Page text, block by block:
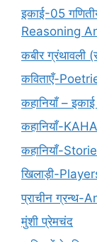
इकाई-05
Reasoning
कबीर ग्रंथावली
कविताएँ-
कहानियाँ –
कहानियाँ-
कहानियाँ-
खिलाड़ी-
प्राचीन ग्रन्थ-
मुंशी प्रेमचंद